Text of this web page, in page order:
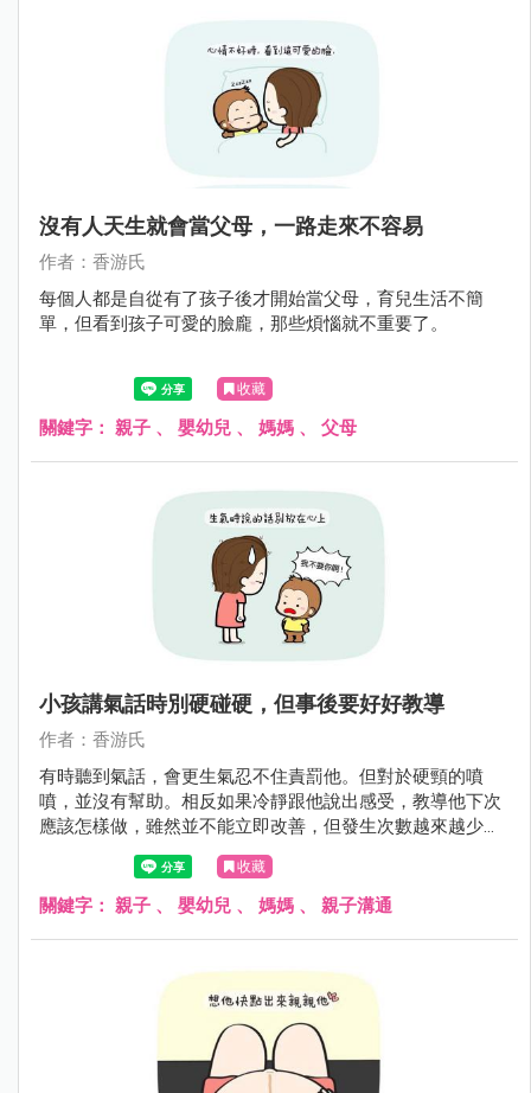
沒有人天生就會當父母，一路走來不容易
作者：香游氏
每個人都是自從有了孩子後才開始當父母，育兒生活不簡
單，但看到孩子可愛的臉龐，那些煩惱就不重要了。
收藏
關鍵字： 親子 、 嬰幼兒 、 媽媽 、 父母
小孩講氣話時別硬碰硬，但事後要好好教導
作者：香游氏
有時聽到氣話，會更生氣忍不住責罰他。但對於硬頸的噴
噴，並沒有幫助。相反如果冷靜跟他說出感受，教導他下次
應該怎樣做，雖然並不能立即改善，但發生次數越來越少
了，對長期睡眠不足的媽媽來說，控制自己的情緒不容易，
大家共勉之。
收藏
關鍵字： 親子 、 嬰幼兒 、 媽媽 、 親子溝通